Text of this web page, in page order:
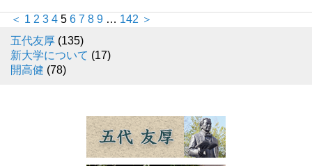
＜ 1 2 3 4 5 6 7 8 9 … 142 ＞
五代友厚 (135)
新大学について (17)
開高健 (78)